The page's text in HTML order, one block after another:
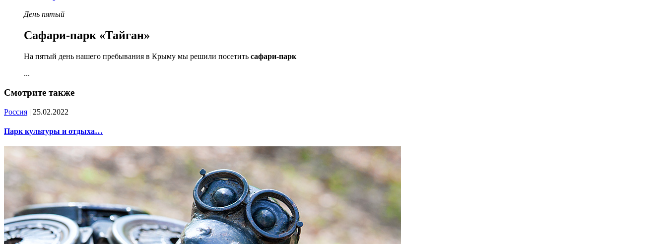
День пятый
Сафари-парк «Тайган»
На пятый день нашего пребывания в Крыму мы решили посетить сафари-парк
...
Смотрите также
Россия | 25.02.2022
Парк культуры и отдыха…